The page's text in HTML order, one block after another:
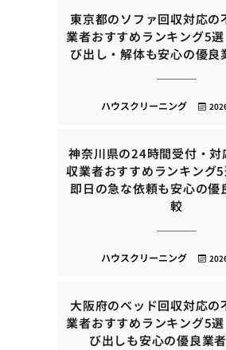
東京都のソファ回収対応の
業者おすすめランキング5
び出し・解体も安心の優良
ハウスクリーニング
神奈川県の24時間受付・対
収業者おすすめランキング5
即日の急な依頼も安心の優
較
ハウスクリーニング
大阪府のベッド回収対応の
業者おすすめランキング5
び出しも安心の優良業